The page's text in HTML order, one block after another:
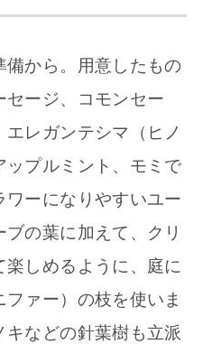
備から。用意したもの
セージ、コモンセー
レガンテシマ（ヒノ
ップルミント、モミで
ーになりやすいユー
の葉に加えて、クリ
楽しめるように、庭に
ァー）の枝を使いま
キなどの針葉樹も立派